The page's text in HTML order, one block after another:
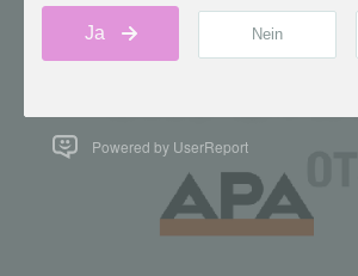
Powered by UserReport